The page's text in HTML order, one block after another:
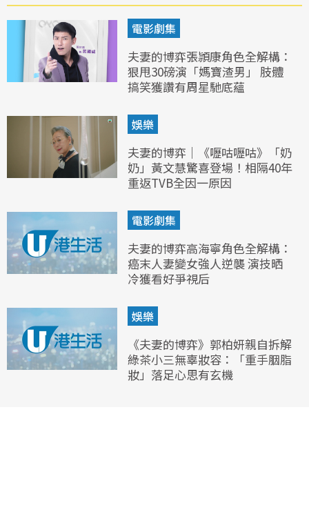
電影劇集
夫妻的博弈張頴康角色全解構：
狠甩30磅演「媽寶渣男」 肢體
搞笑獲讚有周星馳底蘊
娛樂
夫妻的博弈｜《嚦咕嚦咕》「奶
奶」黃文慧驚喜登場！相隔40年
重返TVB全因一原因
電影劇集
夫妻的博弈高海寧角色全解構：
癌末人妻變女強人逆襲 演技晒
冷獲看好爭視后
娛樂
《夫妻的博弈》郭柏妍親自拆解
綠茶小三無辜妝容：「重手胭脂
妝」落足心思有玄機